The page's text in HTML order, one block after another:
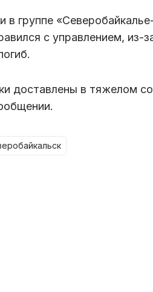
в группе
с управлением, из-
доставлены в тяжелом